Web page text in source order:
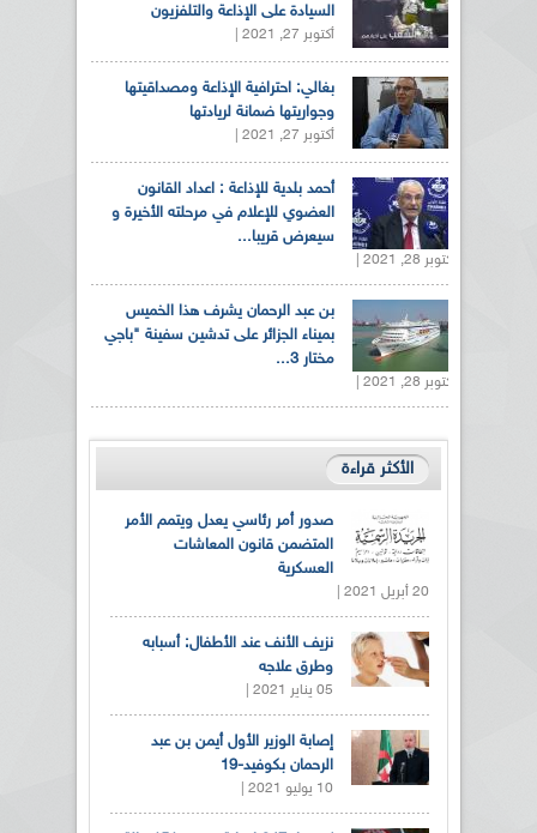
السيادة على الإذاعة والتلفزيون
أكتوبر 27, 2021 |
بغالي: احترافية الإذاعة ومصداقيتها
وجواريتها ضمانة لريادتها
أكتوبر 27, 2021 |
أحمد بلدية للإذاعة : اعداد القانون
العضوي للإعلام في مرحلته الأخيرة و
سيعرض قريبا...
أكتوبر 28, 2021 |
بن عبد الرحمان يشرف هذا الخميس
بميناء الجزائر على تدشين سفينة "باجي
مختار 3...
أكتوبر 28, 2021 |
الأكثر قراءة
صدور أمر رئاسي يعدل ويتمم الأمر
المتضمن قانون المعاشات
العسكرية
20 أبريل 2021 |
نزيف الأنف عند الأطفال: أسبابه
وطرق علاجه
05 يناير 2021 |
إصابة الوزير الأول أيمن بن عبد
الرحمان بكوفيد-19
10 يوليو 2021 |